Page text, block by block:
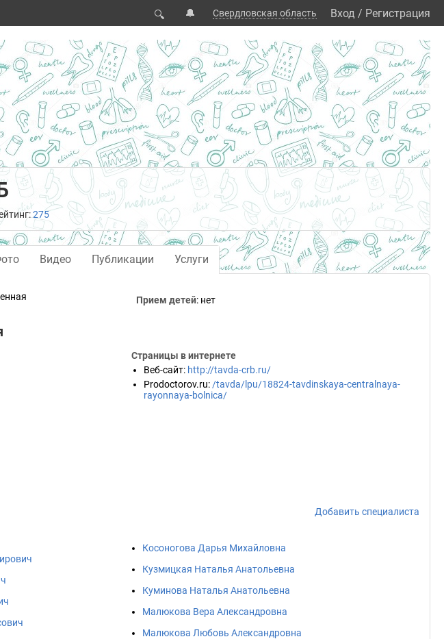
🔍 🔔 Свердловская область Вход / Регистрация
275
Видео Публикации Услуги
Прием детей: нет
Страницы в интернете
Веб-сайт: http://tavda-crb.ru/
Prodoctorov.ru: /tavda/lpu/18824-tavdinskaya-centralnaya-
rayonnaya-bolnica/
Добавить специалиста
Косоногова Дарья Михайловна
Кузмицкая Наталья Анатольевна
Куминова Наталья Анатольевна
Малюкова Вера Александровна
Малюкова Любовь Александровна